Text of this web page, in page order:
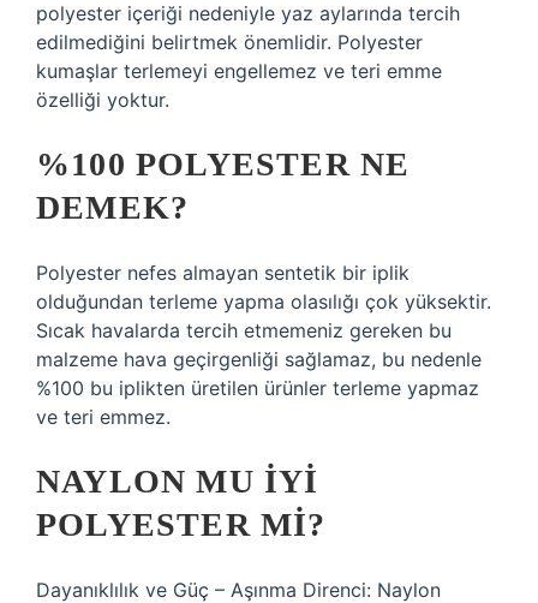
polyester içeriği nedeniyle yaz aylarında tercih
edilmediğini belirtmek önemlidir. Polyester
kumaşlar terlemeyi engellemez ve teri emme
özelliği yoktur.
%100 POLYESTER NE
DEMEK?
Polyester nefes almayan sentetik bir iplik
olduğundan terleme yapma olasılığı çok yüksektir.
Sıcak havalarda tercih etmemeniz gereken bu
malzeme hava geçirgenliği sağlamaz, bu nedenle
%100 bu iplikten üretilen ürünler terleme yapmaz
ve teri emmez.
NAYLON MU IYI
POLYESTER MI?
Dayanıklılık ve Güç – Aşınma Direnci: Naylon